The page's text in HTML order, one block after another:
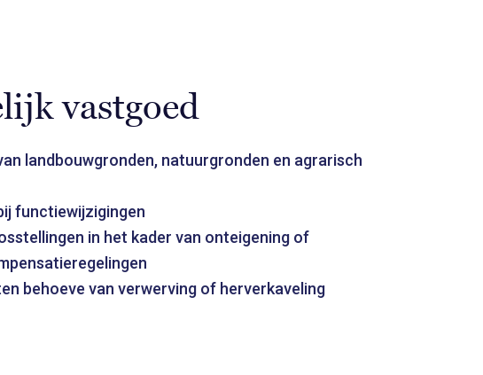
vastgoed
landbouwgronden, natuurgronden en agrarisch
functiewijzigingen
in het kader van onteigening of
behoeve van verwerving of herverkaveling